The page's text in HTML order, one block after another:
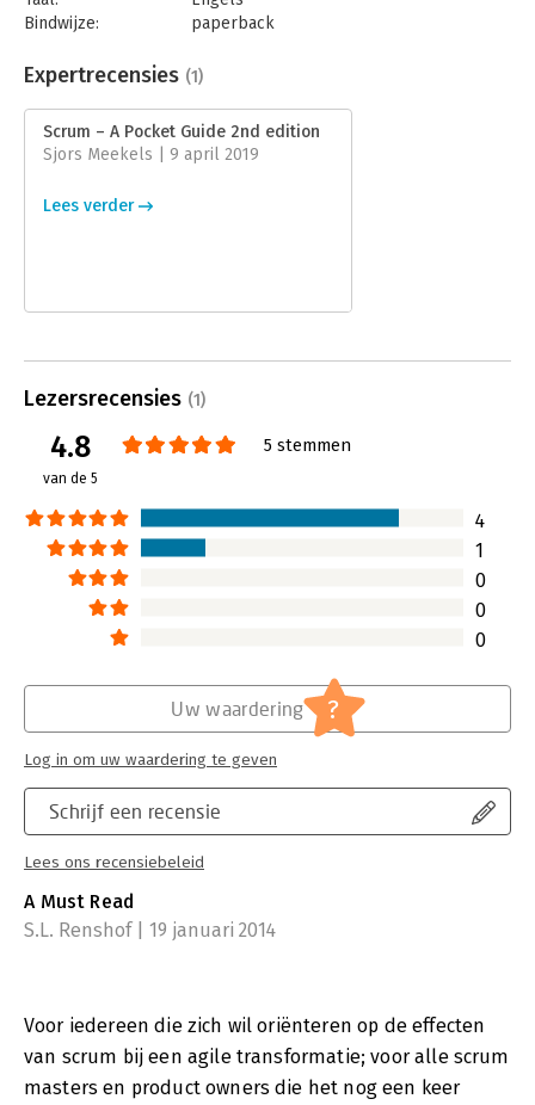
Bindwijze:
paperback
Uitgever:
Van Haren Publishing B.V.
Verschijningsdatum:
30-4-2021
Hoofdrubriek:
Projectmanagement
Expertrecensies (1)
Scrum – A Pocket Guide 2nd edition
Sjors Meekels | 9 april 2019
Lees verder
Lezersrecensies (1)
4.8
van de 5
5 stemmen
4
1
0
0
0
Schrijf een recensie
Lees ons recensiebeleid
Uw waardering ?
Log in om uw waardering te geven
A Must Read
S.L. Renshof | 19 januari 2014
Voor iedereen die zich wil oriënteren op de effecten
van scrum bij een agile transformatie; voor alle scrum
masters en product owners die het nog een keer